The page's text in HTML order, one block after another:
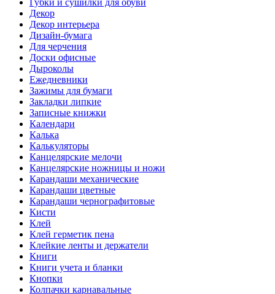
Губки и сушилки для обуви
Декор
Декор интерьера
Дизайн-бумага
Для черчения
Доски офисные
Дыроколы
Ежедневники
Зажимы для бумаги
Закладки липкие
Записные книжки
Календари
Калька
Калькуляторы
Канцелярские мелочи
Канцелярские ножницы и ножи
Карандаши механические
Карандаши цветные
Карандаши чернографитовые
Кисти
Клей
Клей герметик пена
Клейкие ленты и держатели
Книги
Книги учета и бланки
Кнопки
Колпачки карнавальные